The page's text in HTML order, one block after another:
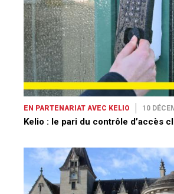
EN PARTENARIAT AVEC KELIO 10
Kelio : le pari du contrôle d’accès